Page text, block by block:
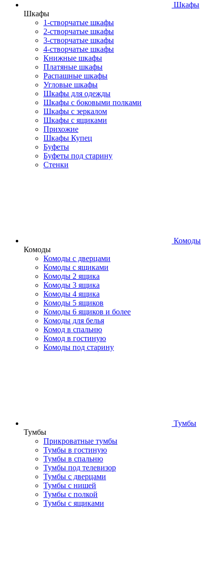
Шкафы
Шкафы
1-створчатые шкафы
2-створчатые шкафы
3-створчатые шкафы
4-створчатые шкафы
Книжные шкафы
Платяные шкафы
Распашные шкафы
Угловые шкафы
Шкафы для одежды
Шкафы с боковыми полками
Шкафы с зеркалом
Шкафы с ящиками
Прихожие
Шкафы Купец
Буфеты
Буфеты под старину
Стенки
Комоды
Комоды
Комоды с дверцами
Комоды с ящиками
Комоды 2 ящика
Комоды 3 ящика
Комоды 4 ящика
Комоды 5 ящиков
Комоды 6 ящиков и более
Комоды для белья
Комод в спальню
Комод в гостиную
Комоды под старину
Тумбы
Тумбы
Прикроватные тумбы
Тумбы в гостиную
Тумбы в спальню
Тумбы под телевизор
Тумбы с дверцами
Тумбы с нишей
Тумбы с полкой
Тумбы с ящиками